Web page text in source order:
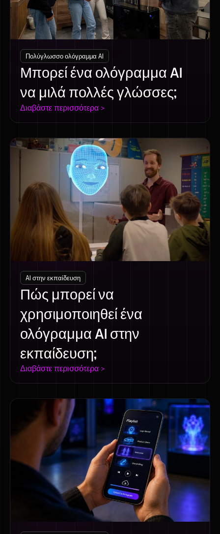
Πολύγλωσσο ολόγραμμα AI
Μπορεί ένα ολόγραμμα AI
να μιλά πολλές γλώσσες;
Διαβάστε περισσότερα >
AI στην εκπαίδευση
Πώς μπορεί να
χρησιμοποιηθεί ένα
ολόγραμμα AI στην
εκπαίδευση;
Διαβάστε περισσότερα >